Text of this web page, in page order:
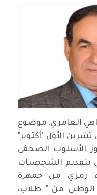
العامري، موضوع
الأول "أكتوبر"
تجاوز الأسلوب الصحفي
بتقديم الشخصيات
رمزي من جمهرة
من " طلاب،